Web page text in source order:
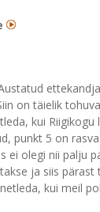
on täielik
kui
punkt 5 on
ei olegi nii palju
ja siis pärast
kui meil